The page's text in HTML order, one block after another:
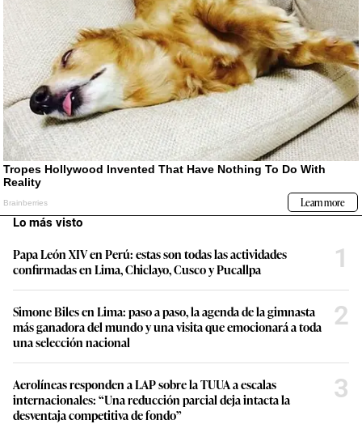
Lo más visto
Papa León XIV en Perú: estas son todas las actividades
confirmadas en Lima, Chiclayo, Cusco y Pucallpa
1
Simone Biles en Lima: paso a paso, la agenda de la gimnasta
más ganadora del mundo y una visita que emocionará a toda
una selección nacional
2
Aerolíneas responden a LAP sobre la TUUA a escalas
internacionales: “Una reducción parcial deja intacta la
desventaja competitiva de fondo”
3